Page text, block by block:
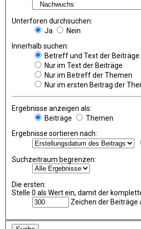
Unterforen durchsuchen:
Ja
Nein
Innerhalb suchen:
Betreff und Text der Beiträge
Nur im Text der Beiträge
Nur im Betreff der Themen
Nur im ersten Beitrag der
Ergebnisse anzeigen als:
Beiträge
Themen
Ergebnisse sortieren nach:
Suchzeitraum begrenzen:
Die ersten:
Stelle 0 als Wert ein, damit der
Zeichen der Beiträge